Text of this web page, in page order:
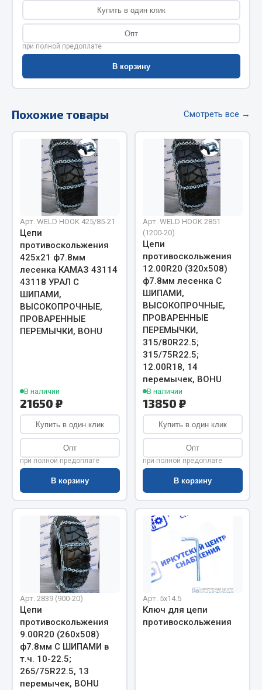
Весь раздел
Автомобильная электрика
Блоки реле и предохранителей
Выключатели и переключатели клавишные
Выключатели кнопочные
Выключатель массы
Изолента
Показать ещё
Весь раздел
Запчасти на полуприцепы
Амортизаторы для полуприцепов
Весь раздел
Двигатель
Система питания
Система выпуска газа
Система охлаждения
Сцепление
Коробка передач
Коробка передач ZF
Показать ещё
Весь раздел
Запчасти МАЗ
Система питания
Подвеска
Тормозная система
Двери
Окно ветровое
Двигатель
Купить в один клик
Опт
при полной предоплате
В корзину
Похожие товары Смотреть все →
Арт. WELD HOOK 425/85-21
Цепи
противоскольжения
425х21 ф7.8мм
лесенка КАМАЗ 43114
43118 УРАЛ С
ШИПАМИ,
ВЫСОКОПРОЧНЫЕ,
ПРОВАРЕННЫЕ
ПЕРЕМЫЧКИ, BOHU
В наличии
21650 ₽
Купить в один клик
Опт
при полной предоплате
В корзину
Арт. WELD HOOK 2851
(1200-20)
Цепи
противоскольжения
12.00R20 (320х508)
ф7.8мм лесенка С
ШИПАМИ,
ВЫСОКОПРОЧНЫЕ,
ПРОВАРЕННЫЕ
ПЕРЕМЫЧКИ,
315/80R22.5;
315/75R22.5;
12.00R18, 14
перемычек, BOHU
В наличии
13850 ₽
Купить в один клик
Опт
при полной предоплате
В корзину
Арт. 2839 (900-20)
Цепи
противоскольжения
9.00R20 (260х508)
ф7.8мм С ШИПАМИ в
т.ч. 10-22.5;
265/75R22.5, 13
перемычек, BOHU
Арт. 5х14.5
Ключ для цепи
противоскольжения